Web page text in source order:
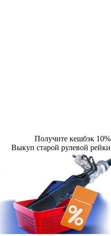
Получите кешбэк 10%
Выкуп старой рулевой рейки